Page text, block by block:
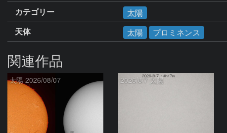
カテゴリー
太陽
天体
太陽 プロミネンス
関連作品
太陽 2026/08/07 2026/8/7 太陽